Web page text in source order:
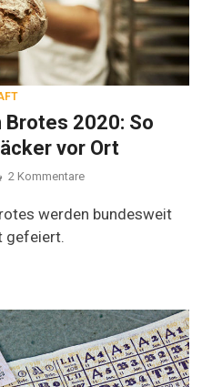
Brotes 2020: So
vor Ort
2 Kommentarezu
des
Deutschen
deinen
Bäcker
vor
Ort
werden bundesweit
gefeiert.